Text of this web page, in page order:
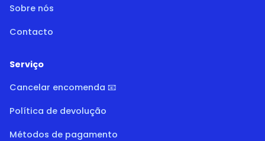
Sobre nós
Contacto
Serviço
Cancelar encomenda 📧
Política de devolução
Métodos de pagamento